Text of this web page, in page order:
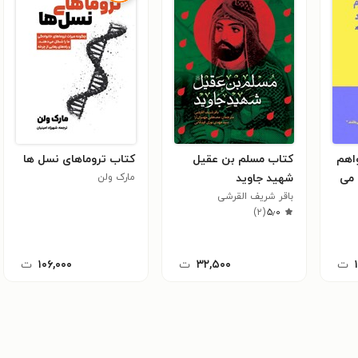
می
ت
کتاب مسلم بن عقیل
شهید جاوید
باقر شریف القرشی
۵٫۰(۲)
۳۲,۵۰۰ ت
کتاب تروماهای نسل ها
مارک ولن
۱۰۶,۰۰۰ ت